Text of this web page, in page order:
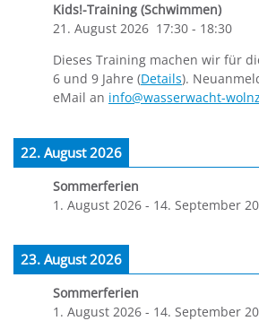
Kids!-Training (Schwimmen)
21. August 2026 17:30 - 18:30
Dieses Training machen wir für
6 und 9 Jahre (Details).
eMail an info@wasserwacht-
22. August 2026
Sommerferien
1. August 2026 - 14. September
23. August 2026
Sommerferien
1. August 2026 - 14. September